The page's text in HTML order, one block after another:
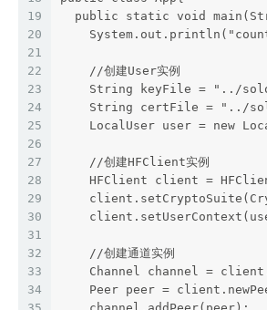
19
20
21
22
23
24
25
26
27
28
29
30
31
32
33
34
public static void
    //创建User实例
String keyFile = "../
String certFile = "../
LocalUser user = new
    //创建HFClient实例
HFClient client =
    //创建通道实例
Channel channel =
Peer peer =